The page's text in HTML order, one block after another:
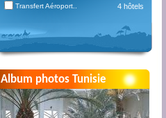
Transfert Aéroport.. 4 hôtels
Album photos Tunisie